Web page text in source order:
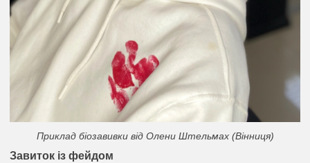
Приклад біозавивки від Олени Штельмах (Вінниця)
Завиток із фейдом